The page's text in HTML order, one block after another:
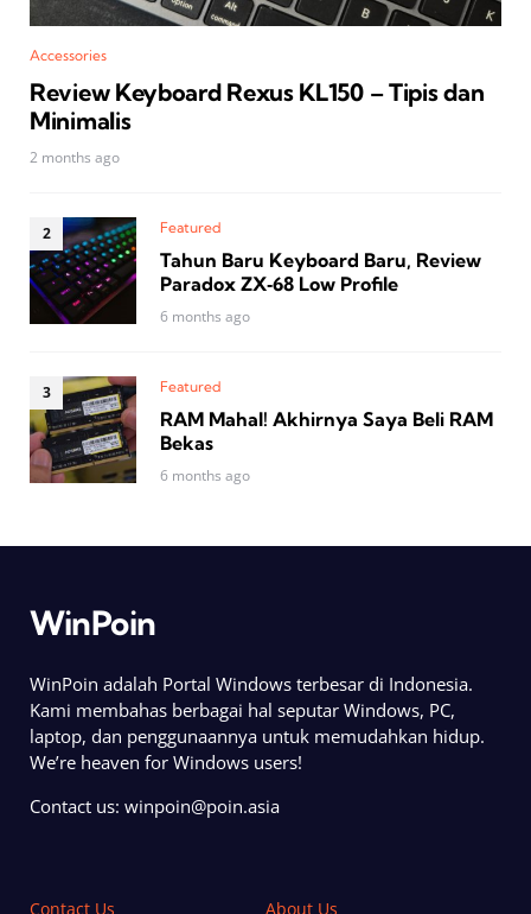
Accessories
Review Keyboard Rexus KL150 – Tipis dan
Minimalis
2 months ago
Featured
Tahun Baru Keyboard Baru, Review
Paradox ZX‑68 Low Profile
6 months ago
Featured
RAM Mahal! Akhirnya Saya Beli RAM
Bekas
6 months ago
WinPoin
WinPoin adalah Portal Windows terbesar di Indonesia.
Kami membahas berbagai hal seputar Windows, PC,
laptop, dan penggunaannya untuk memudahkan hidup.
We’re heaven for Windows users!
Contact us: winpoin@poin.asia
Contact Us About Us